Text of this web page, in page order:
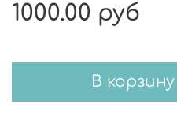
1000.00 руб
В корзину